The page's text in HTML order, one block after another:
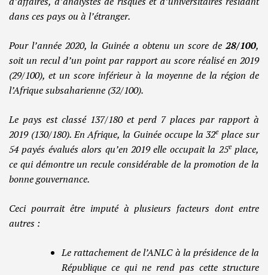
dans ces pays ou à l’étranger.
Pour l’année 2020, la Guinée a obtenu un score de 28/100,
soit un recul d’un point par rapport au score réalisé en 2019
(29/100), et un score inférieur à la moyenne de la région de
l’Afriquesubsaharienne (32/100).
Le pays est classé 137/180 et perd 7 places par rapport à
2019 (130/180). En Afrique, la Guinée occupe la 32eplace sur
54 payés évalués alors qu’en 2019 elle occupait la 25eplace,
ce qui démontre un recule considérable de la promotion de la
bonne gouvernance.
Ceci pourrait être imputé à plusieurs facteurs dont entre
autres :
Le rattachement de l’ANLC à la présidence de la
République ce qui ne rend pas cette structure